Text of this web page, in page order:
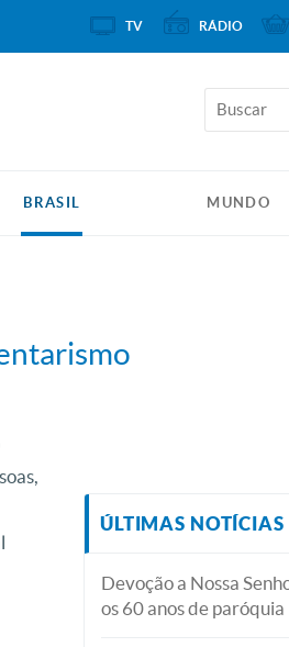
BRASIL MUNDO
ÚLTIMAS NOTÍCIAS
Devoção a Nossa
os 60 anos de paróquia
TV RÁDIO